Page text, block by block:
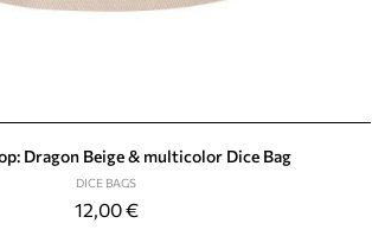
Dragon Beige & multicolor Dice Bag
DICE BAGS
12,00€